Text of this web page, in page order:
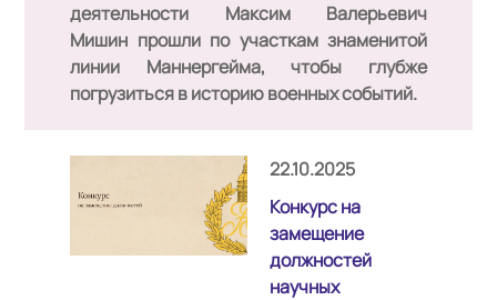
деятельности Максим Валерьевич
Мишин прошли по участкам знаменитой
линии Маннергейма, чтобы глубже
погрузиться в историю военных событий.
22.10.2025
Конкурс на
замещение
должностей
научных